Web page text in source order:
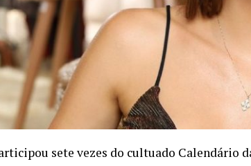
sete vezes do cultuado Calendário